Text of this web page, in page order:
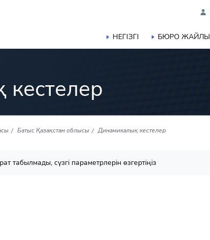
НЕГІЗГІ БЮРО ЖАЙЛЫ
Батыс Қазақстан облысы Динамикалық кестелер
табылмады, сүзгі параметрлерін өзгертіңіз